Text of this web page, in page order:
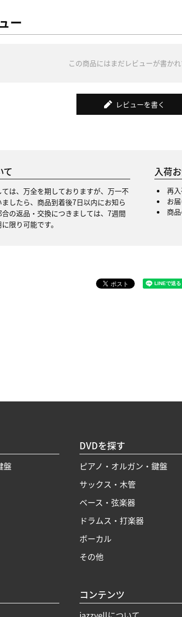
ー
この商品にはまだレビューが書か
レビューを書く
て
は、万全を期しておりますが、万一不
したら、商品到着後7日以内にお知ら
の返品・交換につきましては、7週間
限り可能です。
入荷
再
お
商
盤
DVDを探す
ピアノ・オルガン・鍵盤
サックス・木管
ベース・弦楽器
ドラムス・打楽器
ボーカル
その他
コンテンツ